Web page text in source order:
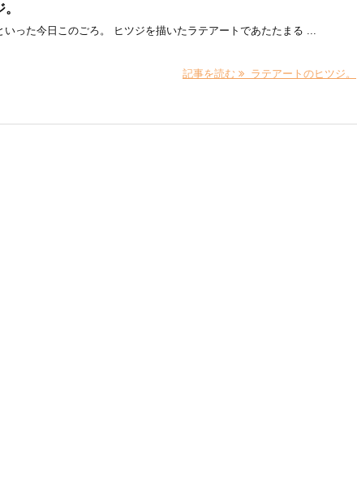
った今日このごろ。 ヒツジを描いたラテアートであたたまる ...
記事を読む ラテアートのヒツジ。